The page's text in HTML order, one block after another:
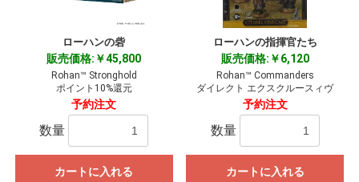
ローハンの砦
販売価格:￥45,800
Rohan™ Stronghold
ポイント10%還元
予約注文
数量
カートに入れる
ローハンの指揮官たち
販売価格:￥6,120
Rohan™ Commanders
ダイレクト エクスクルースィヴ
予約注文
数量
カートに入れる